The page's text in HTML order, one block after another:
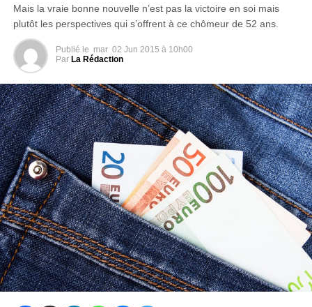
Mais la vraie bonne nouvelle n’est pas la victoire en soi mais
plutôt les perspectives qui s’offrent à ce chômeur de 52 ans.
Publié le mar 02 Jun 2015 à 10h00
Par La Rédaction